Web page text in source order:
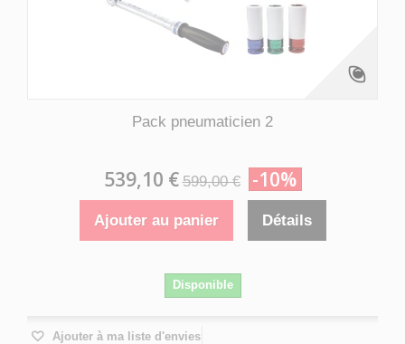
Pack pneumaticien 2
539,10 € 599,00 € -10%
Ajouter au panier Détails
Disponible
Ajouter à ma liste d'envies